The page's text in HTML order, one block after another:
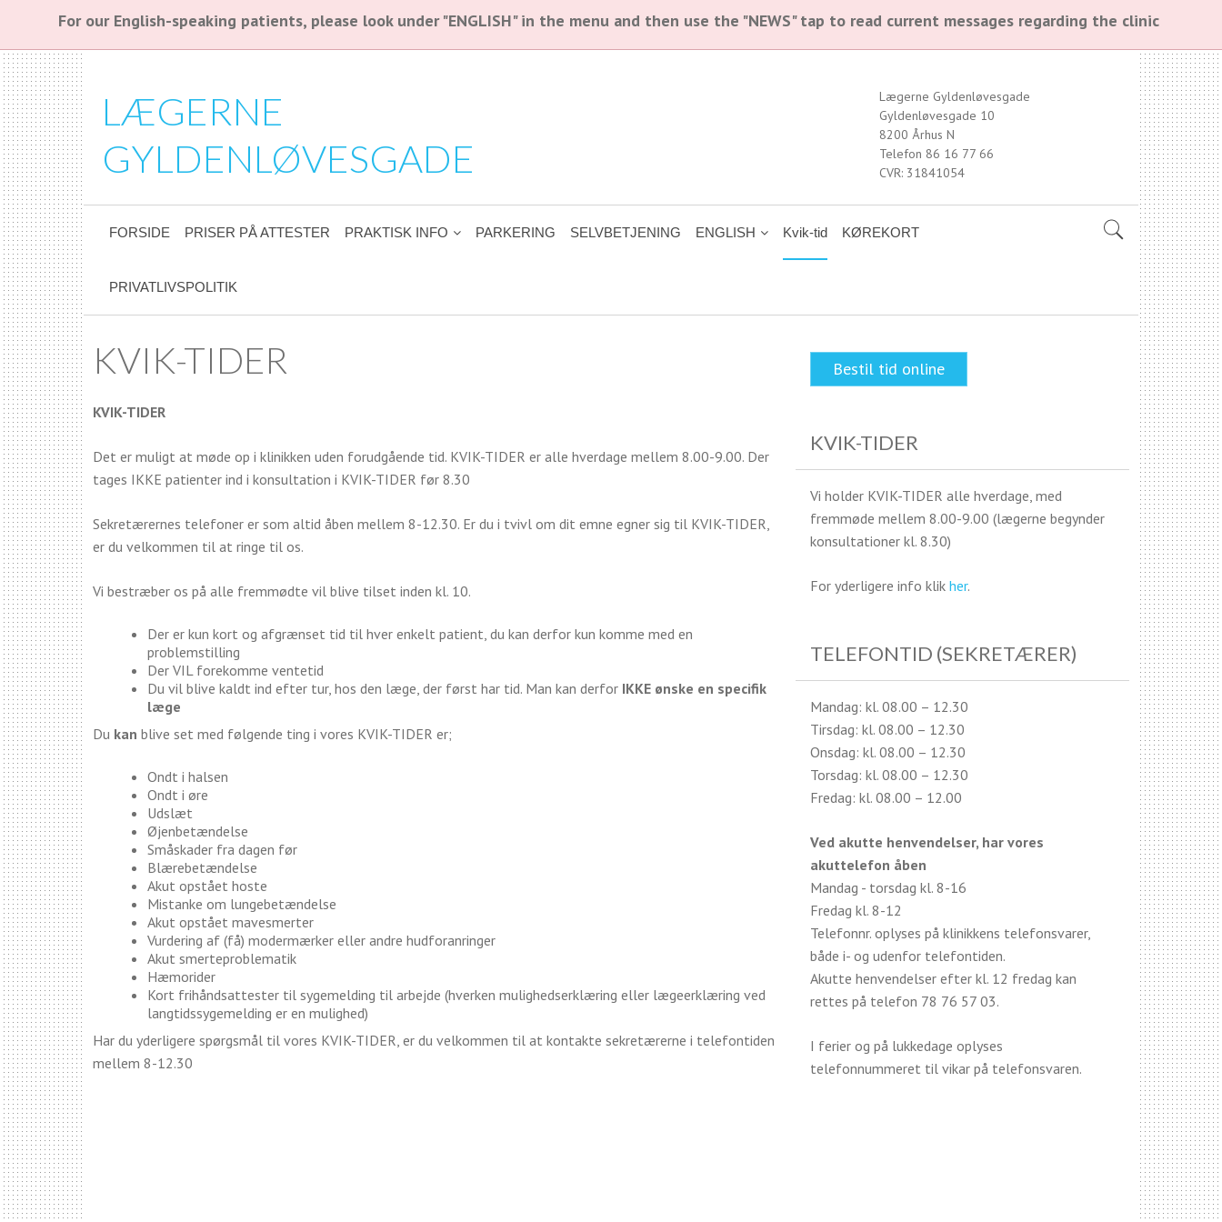
For our English-speaking patients, please look under "ENGLISH" in the menu and then use the "NEWS" tap to read current messages regarding the clinic
LÆGERNE
GYLDENLØVESGADE
Lægerne Gyldenløvesgade
Gyldenløvesgade 10
8200 Århus N
Telefon 86 16 77 66
CVR: 31841054
FORSIDE PRISER PÅ ATTESTER PRAKTISK INFO PARKERING SELVBETJENING ENGLISH Kvik-tid KØREKORT
PRIVATLIVSPOLITIK
KVIK-TIDER
KVIK-TIDER
Det er muligt at møde op i klinikken uden forudgående tid. KVIK-TIDER er alle hverdage mellem 8.00-9.00. Der
tages IKKE patienter ind i konsultation i KVIK-TIDER før 8.30
Sekretærernes telefoner er som altid åben mellem 8-12.30. Er du i tvivl om dit emne egner sig til KVIK-TIDER,
er du velkommen til at ringe til os.
Vi bestræber os på alle fremmødte vil blive tilset inden kl. 10.
Der er kun kort og afgrænset tid til hver enkelt patient, du kan derfor kun komme med en
problemstilling
Der VIL forekomme ventetid
Du vil blive kaldt ind efter tur, hos den læge, der først har tid. Man kan derfor IKKE ønske en specifik
læge
Du kan blive set med følgende ting i vores KVIK-TIDER er;
Ondt i halsen
Ondt i øre
Udslæt
Øjenbetændelse
Småskader fra dagen før
Blærebetændelse
Akut opstået hoste
Mistanke om lungebetændelse
Akut opstået mavesmerter
Vurdering af (få) modermærker eller andre hudforanringer
Akut smerteproblematik
Hæmorider
Kort frihåndsattester til sygemelding til arbejde (hverken mulighedserklæring eller lægeerklæring ved
langtidssygemelding er en mulighed)
Har du yderligere spørgsmål til vores KVIK-TIDER, er du velkommen til at kontakte sekretærerne i telefontiden
mellem 8-12.30
Bestil tid online
KVIK-TIDER
Vi holder KVIK-TIDER alle hverdage, med
fremmøde mellem 8.00-9.00 (lægerne begynder
konsultationer kl. 8.30)
For yderligere info klikher.
TELEFONTID (SEKRETÆRER)
Mandag: kl. 08.00 – 12.30
Tirsdag: kl. 08.00 – 12.30
Onsdag: kl. 08.00 – 12.30
Torsdag: kl. 08.00 – 12.30
Fredag: kl. 08.00 – 12.00
Ved akutte henvendelser, har vores
akuttelefon åben
Mandag - torsdag kl. 8-16
Fredag kl. 8-12
Telefonnr. oplyses på klinikkens telefonsvarer,
både i- og udenfor telefontiden.
Akutte henvendelser efter kl. 12 fredag kan
rettes på telefon 78 76 57 03.
I ferier og på lukkedage oplyses
telefonnummeret til vikar på telefonsvaren.